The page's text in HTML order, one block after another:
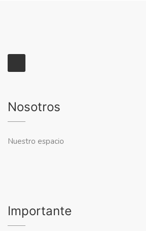
Nosotros
Nuestro espacio
Importante